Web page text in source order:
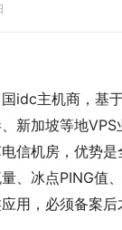
idc主机商，基
新加坡等地
信机房，优势是
、冰点PING值
用，必须备案后